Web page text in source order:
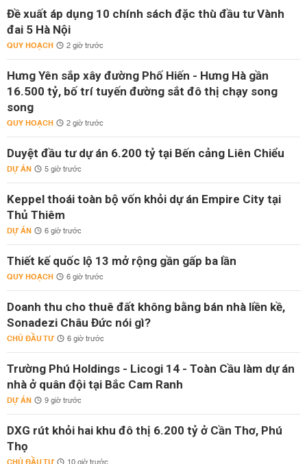
Đề xuất áp dụng 10 chính sách đặc thù đầu tư Vành
đai 5 Hà Nội
QUY HOẠCH 2 giờ trước
Hưng Yên sắp xây đường Phố Hiến - Hưng Hà gần
16.500 tỷ, bố trí tuyến đường sắt đô thị chạy song
song
QUY HOẠCH 2 giờ trước
Duyệt đầu tư dự án 6.200 tỷ tại Bến cảng Liên Chiểu
DỰ ÁN 5 giờ trước
Keppel thoái toàn bộ vốn khỏi dự án Empire City tại
Thủ Thiêm
DỰ ÁN 6 giờ trước
Thiết kế quốc lộ 13 mở rộng gần gấp ba lần
QUY HOẠCH 6 giờ trước
Doanh thu cho thuê đất không bằng bán nhà liền kề,
Sonadezi Châu Đức nói gì?
CHỦ ĐẦU TƯ 6 giờ trước
Trường Phú Holdings - Licogi 14 - Toàn Cầu làm dự án
nhà ở quân đội tại Bắc Cam Ranh
DỰ ÁN 9 giờ trước
DXG rút khỏi hai khu đô thị 6.200 tỷ ở Cần Thơ, Phú
Thọ